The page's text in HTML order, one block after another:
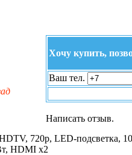
Хочу купить,
Ваш тел.
Написать отзыв.
720p, LED-подсветка,
HDMI x2